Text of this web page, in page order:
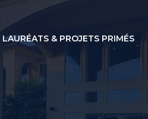
LAURÉATS & PROJETS PRIMÉS